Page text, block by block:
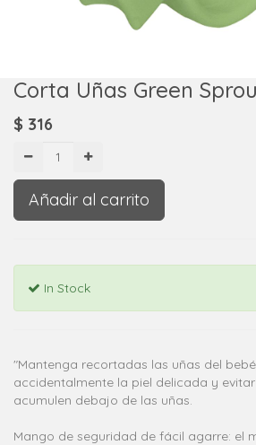
Corta Uñas Green
$ 316
Añadir al carrito
In Stock
"Mantenga recortadas las uñas del
accidentalmente la piel delicada y
acumulen debajo de las uñas.
Mango de seguridad de fácil agarre: el